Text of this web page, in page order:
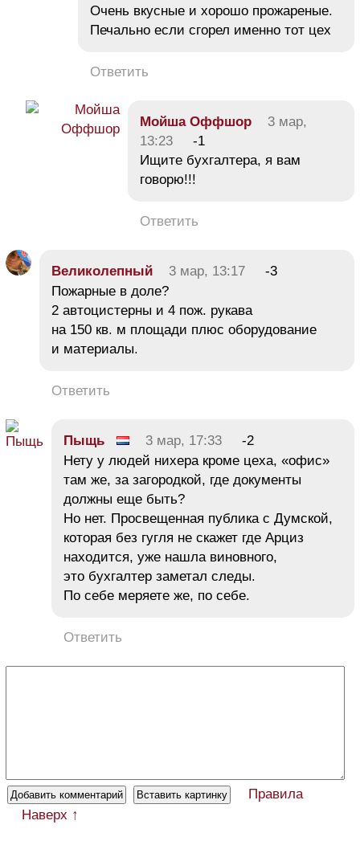
Очень вкусные и хорошо прожареные.
Печально если сгорел именно тот цех
Ответить
Мойша Оффшор
3 мар,
13:23
-1
Ищите бухгалтера, я вам
говорю!!!
Ответить
Великолепный 3 мар, 13:17
-3
Пожарные в доле?
2 автоцистерны и 4 пож. рукава
на 150 кв. м площади плюс оборудование
и материалы.
Ответить
Пыщь 3 мар, 17:33
-2
Нету у людей нихера кроме цеха, «офис»
там же, за загородкой, где документы
должны еще быть?
Но нет. Просвещенная публика с Думской,
которая без гугля не скажет где Арциз
находится, уже нашла виновного,
это бухгалтер заметал следы.
По себе меряете же, по себе.
Ответить
Правила
Наверх ↑